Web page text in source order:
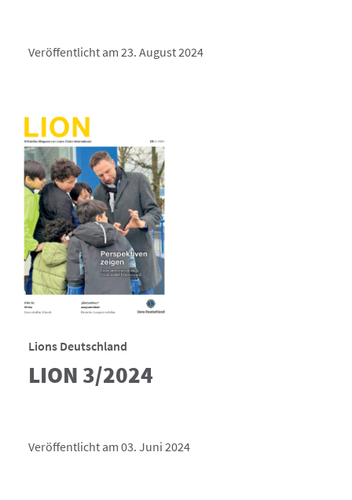
Veröffentlicht am 23. August 2024
Lions Deutschland
LION 3/2024
Veröffentlicht am 03. Juni 2024